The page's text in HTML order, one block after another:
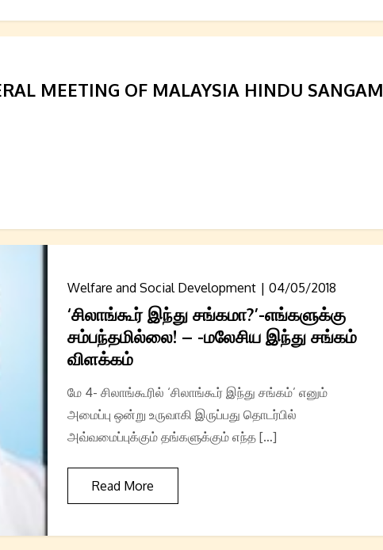
MEETING OF MALAYSIA HINDU SANGAM
Welfare and Social Development 04/05/2018
‘சிலாங்கூர் இந்து சங்கமா?’-எங்களுக்கு
சம்பந்தமில்லை! – -மலேசிய இந்து சங்கம்
விளக்கம்
மே 4- சிலாங்கூரில் ‘சிலாங்கூர் இந்து சங்கம்’ எனும்
அமைப்பு ஒன்று உருவாகி இருப்பது தொடர்பில்
அவ்வமைப்புக்கும் தங்களுக்கும் எந்த […]
Read More